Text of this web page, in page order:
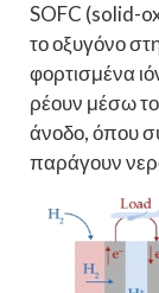
SOFC (solid-
το οξυγόνο
φορτισμένα
ρέουν μέσω
άνοδο, όπου
παράγουν